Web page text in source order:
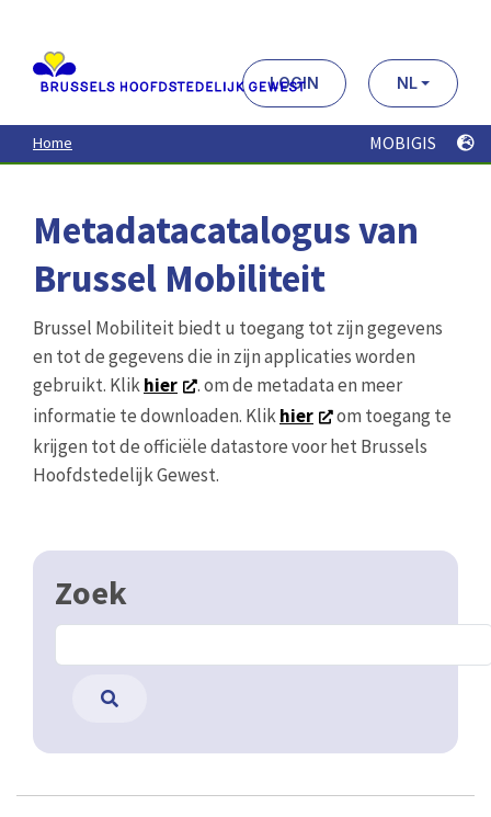
contenu
principal
LOGIN NL
Home MOBIGIS
Metadatacatalogus van
Brussel Mobiliteit
Brussel Mobiliteit biedt u toegang tot zijn gegevens
en tot de gegevens die in zijn applicaties worden
gebruikt. Klikhier
. om de metadata en meer
informatie te downloaden. Klikhier
om toegang te
krijgen tot de officiële datastore voor het Brussels
Hoofdstedelijk Gewest.
Zoek